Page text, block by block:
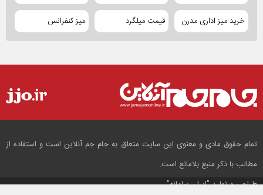
خرید میز اداری مدرن قیمت میلگرد میز کنفرانس
تمام حقوق مادی و معنوی این سایت متعلق به جام جم آنلاین است و استفاده از
مطالب با ذکر منبع بلامانع است.
طراحی و تولید"ایران سامانه"